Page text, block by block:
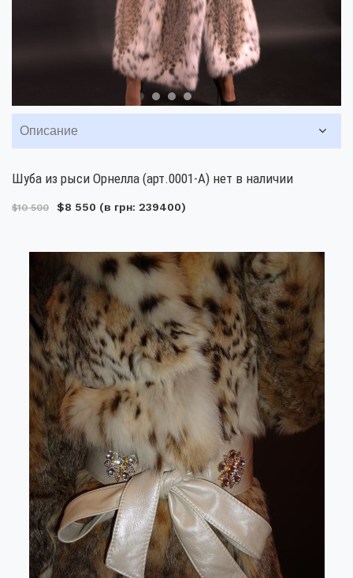
Описание
Шуба из рыси Орнелла (арт.0001-А) нет в наличии
$10 500 $8 550 (в грн: 239400)